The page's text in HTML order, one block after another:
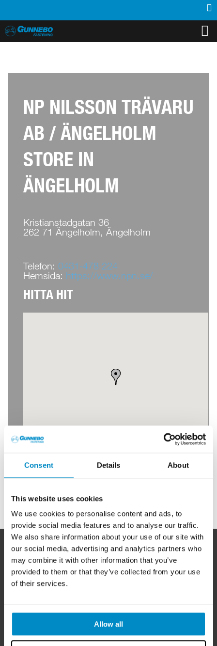
Consent Details About
This website uses cookies
We use cookies to personalise content and ads, to
provide social media features and to analyse our traffic.
We also share information about your use of our site with
our social media, advertising and analytics partners who
may combine it with other information that you’ve
provided to them or that they’ve collected from your use
of their services.
Allow all
PRODUKTER
SUPPORT
KONTAKT
NP NILSSON TRÄVARU
AB / ÄNGELHOLM
STORE IN
ÄNGELHOLM
Kristianstadgatan 36
262 71 Ängelholm, Ängelholm
Telefon: 0431-478 224
Hemsida: https://www.npn.se/
HITTA HIT
« TILLBAKA
I över 250år har Gunnebo Fastening utvecklat och
tillverkat infästningslösningar för den professionella
användaren. Med kvalitet och säkerhet som ledstjärnor i
aktade varumärken skapats.
Tel:0490-300 00